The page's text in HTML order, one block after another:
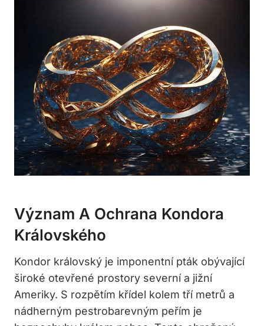
Význam A Ochrana Kondora
Královského
Kondor královský je imponentní pták obývající
široké otevřené prostory severní a jižní
Ameriky. S rozpětím křídel kolem tří metrů a
nádherným pestrobarevným peřím je